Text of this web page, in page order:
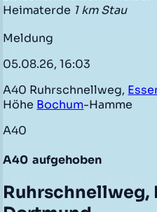
Heimaterde 1 km Stau
Meldung
05.08.26, 16:03
A40 Ruhrschnellweg,
Höhe Bochum-Hamme
A40
A40 aufgehoben
Ruhrschnellweg,